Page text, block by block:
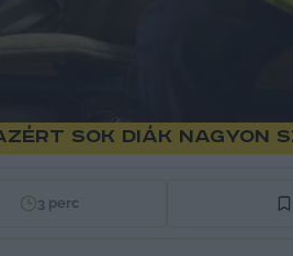
sok diák nagyon
3 perc